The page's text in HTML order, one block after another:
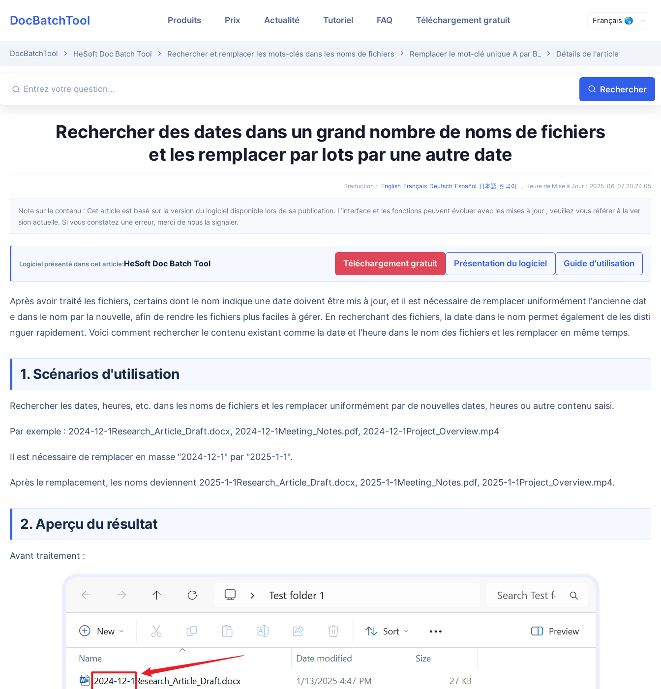
DocBatchTool Produits Prix Actualité Tutoriel FAQ Téléchargement gratuit
DocBatchTool HeSoft Doc Batch Tool Rechercher et remplacer les mots-clés dans les noms de fichiers Remplacer le mot-clé unique A par B_ Détails de l'article
Rechercher
Rechercher des dates dans un grand nombre de noms de fichiers
et les remplacer par lots par une autre date
Traduction ： English Français Deutsch Español 日本語 한국어 ， Heure de Mise à Jour ： 2025-06-07 20:24:05
Note sur le contenu : Cet article est basé sur la version du logiciel disponible lors de sa publication. L’interface et les fonctions peuvent évoluer avec les mises à jour ; veuillez vous référer à la ver
sion actuelle. Si vous constatez une erreur, merci de nous la signaler.
Logiciel présenté dans cet article HeSoft Doc Batch Tool Téléchargement gratuit Présentation du logiciel Guide d'utilisation
Après avoir traité les fichiers, certains dont le nom indique une date doivent être mis à jour, et il est nécessaire de remplacer uniformément l'ancienne dat
e dans le nom par la nouvelle, afin de rendre les fichiers plus faciles à gérer. En recherchant des fichiers, la date dans le nom permet également de les disti
nguer rapidement. Voici comment rechercher le contenu existant comme la date et l'heure dans le nom des fichiers et les remplacer en même temps.
1. Scénarios d'utilisation
Rechercher les dates, heures, etc. dans les noms de fichiers et les remplacer uniformément par de nouvelles dates, heures ou autre contenu saisi.
Par exemple : 2024-12-1Research_Article_Draft.docx, 2024-12-1Meeting_Notes.pdf, 2024-12-1Project_Overview.mp4
Il est nécessaire de remplacer en masse "2024-12-1" par "2025-1-1".
Après le remplacement, les noms deviennent 2025-1-1Research_Article_Draft.docx, 2025-1-1Meeting_Notes.pdf, 2025-1-1Project_Overview.mp4.
2. Aperçu du résultat
Avant traitement :